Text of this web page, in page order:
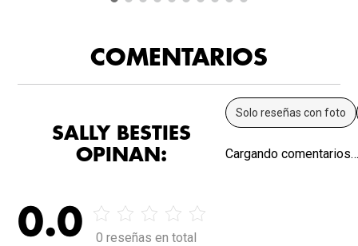
COMENTARIOS
SALLY BESTIES
OPINAN:
0.0 0 reseñas en total
Solo reseñas con foto
Cargando